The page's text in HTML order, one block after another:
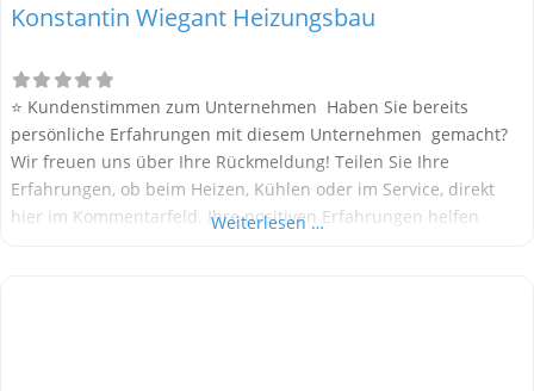
Konstantin Wiegant Heizungsbau
⭐ Kundenstimmen zum Unternehmen Haben Sie bereits
persönliche Erfahrungen mit diesem Unternehmen gemacht?
Wir freuen uns über Ihre Rückmeldung! Teilen Sie Ihre
Erfahrungen, ob beim Heizen, Kühlen oder im Service, direkt
hier im Kommentarfeld. Ihre positiven Erfahrungen helfen
Weiterlesen …